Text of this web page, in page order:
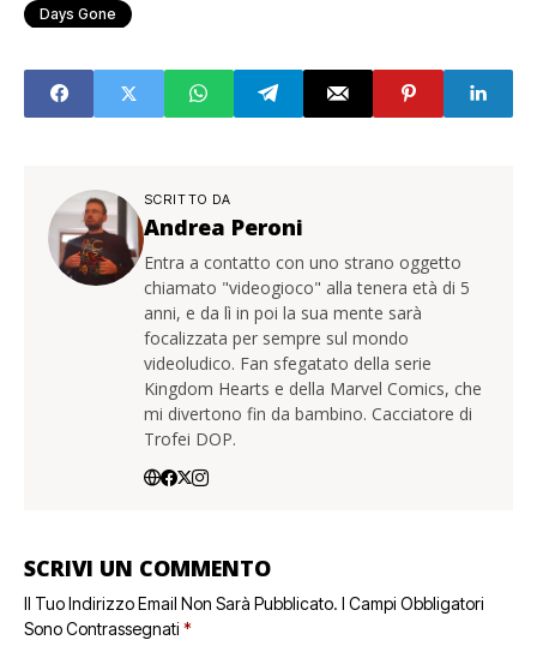
Days Gone
SCRITTO DA
Andrea Peroni
Entra a contatto con uno strano oggetto
chiamato "videogioco" alla tenera età di 5
anni, e da lì in poi la sua mente sarà
focalizzata per sempre sul mondo
videoludico. Fan sfegatato della serie
Kingdom Hearts e della Marvel Comics, che
mi divertono fin da bambino. Cacciatore di
Trofei DOP.
SCRIVI UN COMMENTO
Il Tuo Indirizzo Email Non Sarà Pubblicato. I Campi Obbligatori
Sono Contrassegnati *